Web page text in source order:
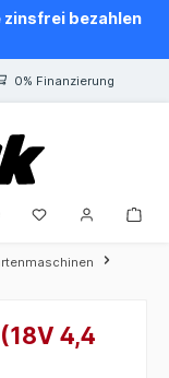
zinsfrei bezahlen
0% Finanzierung
4,4